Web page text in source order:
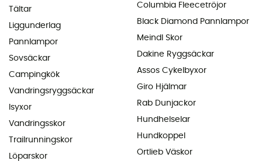
Tältar
Liggunderlag
Pannlampor
Sovsäckar
Campingkök
Vandringsryggsäckar
Isyxor
Vandringsskor
Trailrunningskor
Löparskor
Columbia Fleecetröjor
Black Diamond Pannlampor
Meindl Skor
Dakine Ryggsäckar
Assos Cykelbyxor
Giro Hjälmar
Rab Dunjackor
Hundhelselar
Hundkoppel
Ortlieb Väskor